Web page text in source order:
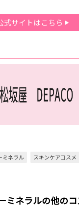
式サイトはこちら
ミネラル スキンケアコスメ
ミネラルの他の